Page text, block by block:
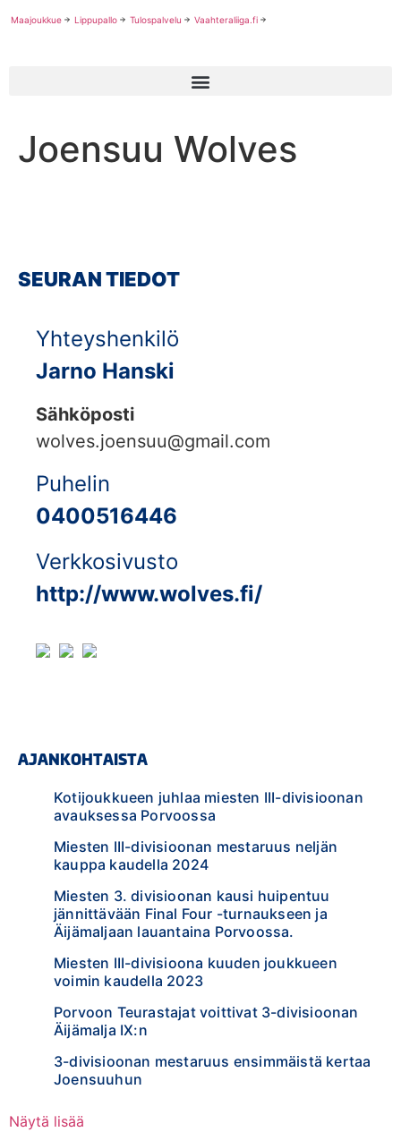
Maajoukkue Lippupallo Tulospalvelu Vaahteraliiga.fi
Joensuu Wolves
SEURAN TIEDOT
Yhteyshenkilö
Jarno Hanski
Sähköposti
wolves.joensuu@gmail.com
Puhelin
0400516446
Verkkosivusto
http://www.wolves.fi/
AJANKOHTAISTA
Kotijoukkueen juhlaa miesten III-divisioonan
avauksessa Porvoossa
Miesten III-divisioonan mestaruus neljän
kauppa kaudella 2024
Miesten 3. divisioonan kausi huipentuu
jännittävään Final Four -turnaukseen ja
Äijämaljaan lauantaina Porvoossa.
Miesten III-divisioona kuuden joukkueen
voimin kaudella 2023
Porvoon Teurastajat voittivat 3-divisioonan
Äijämalja IX:n
3-divisioonan mestaruus ensimmäistä kertaa
Joensuuhun
Näytä lisää